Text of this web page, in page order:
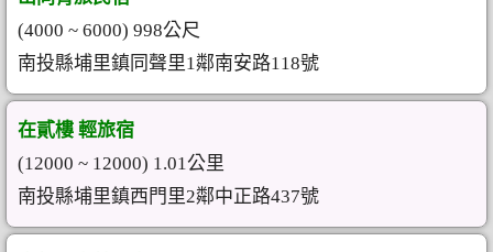
(4000 ~ 6000) 998公尺
南投縣埔里鎮同聲里1鄰南安路118號
在貳樓 輕旅宿
(12000 ~ 12000) 1.01公里
南投縣埔里鎮西門里2鄰中正路437號